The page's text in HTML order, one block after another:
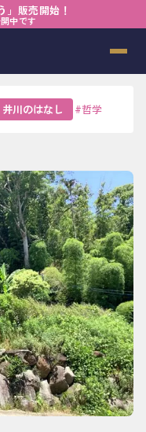
」販売開始！
中です
井川のはなし #哲学